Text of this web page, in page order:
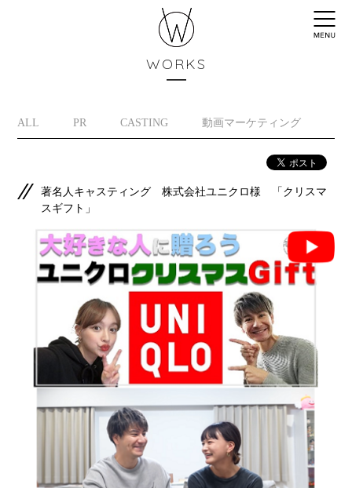
WORKS
ALL PR CASTING 動画マーケティング
著名人キャスティング 株式会社ユニクロ様 「クリスマ
スギフト」